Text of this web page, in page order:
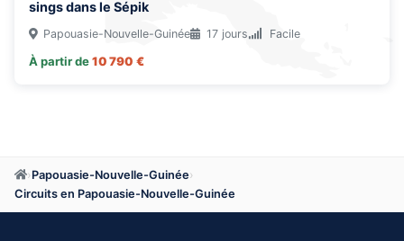
sings dans le Sépik
Papouasie-Nouvelle-Guinée 17 jours Facile
À partir de10 790 €
› Papouasie-Nouvelle-Guinée›
Circuits en Papouasie-Nouvelle-Guinée